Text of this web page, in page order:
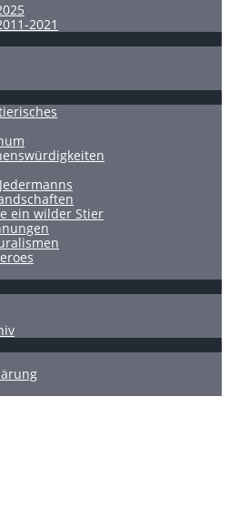
2021
ein wilder Stier